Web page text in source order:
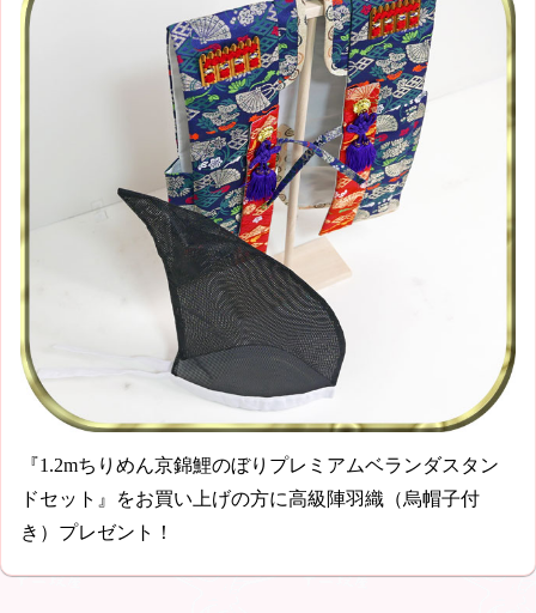
『1.2mちりめん京錦鯉のぼりプレミアムベランダスタン
ドセット』をお買い上げの方に高級陣羽織（烏帽子付
き）プレゼント！